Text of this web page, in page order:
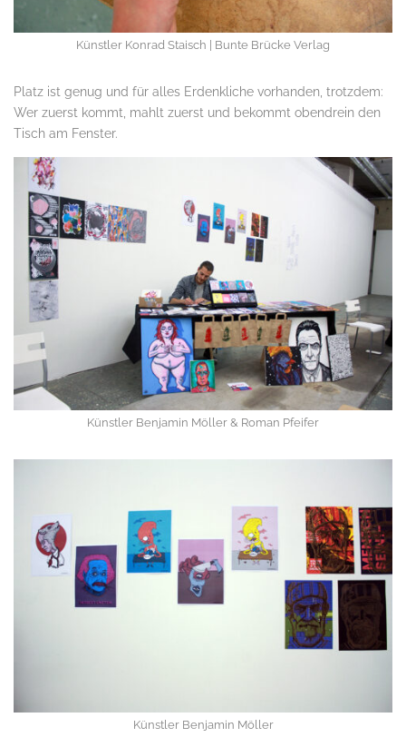
Künstler Konrad Staisch | Bunte Brücke Verlag
Platz ist genug und für alles Erdenkliche vorhanden, trotzdem:
Wer zuerst kommt, mahlt zuerst und bekommt obendrein den
Tisch am Fenster.
Künstler Benjamin Möller & Roman Pfeifer
Künstler Benjamin Möller